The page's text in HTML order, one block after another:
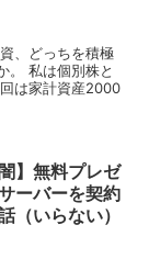
、どっちを積極
。 私は個別株と
は家計資産2000
】無料プレゼ
ーバーを契約
（いらない）